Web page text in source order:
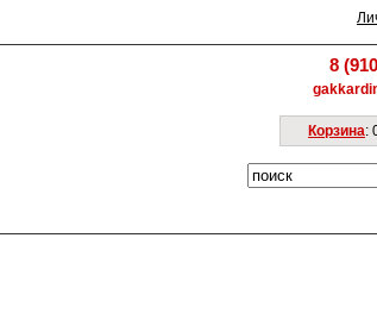
8
Корзина: